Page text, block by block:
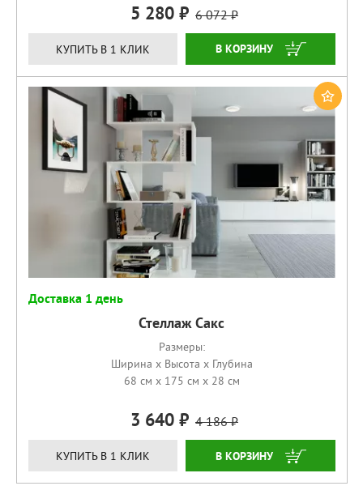
5 280 6 072
КУПИТЬ В 1 КЛИК КУПИТЬ
Доставка 1 день
Стеллаж Сакс
Размеры:
Ширина x Высота x Глубина
68 см x 175 см x 28 см
3 640 4 186
КУПИТЬ В 1 КЛИК КУПИТЬ